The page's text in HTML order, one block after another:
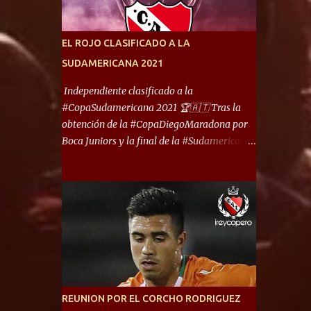
ello son protagonistas de un clásico de los
transitó por la primera división del fútbol
local durante muchos años. Dock Sud es otro
de los que comparten esas tierras, aunque el
foco de atención es la convivencia
Independiente - Racing. “No encuentro, más
reúna tantos logros deportivos, tantos
clubes y tanta gente en este deporte”,
afirmó Facundo Moyano. “Creo que
EL ROJO CLASIFICADO A LA
SUDAMERICANA 2021
Independiente clasificado a la
#CopaSudamericana 2021 🏆🇦🇹 Tras la
obtención de la #CopaDiegoMaradona por
Boca Juniors y la final de la #Sudamericana
Defensa y Justicia o Lanús, dadas estás dos
condiciones el Rey de Copas se clasifica a la
Copa Sudamericana de este 2021. En este
año, la Sudamericana sufrirá modificaciones
en su formato, que iniciará en fase de grupos
con 6 partidos, de los cuales sólo los
primeros de cada grupo jugarán los 8vos.
REUNION POR EL CORCHO RODRIGUEZ